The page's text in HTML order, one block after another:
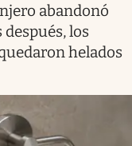
abandonó
los
helados